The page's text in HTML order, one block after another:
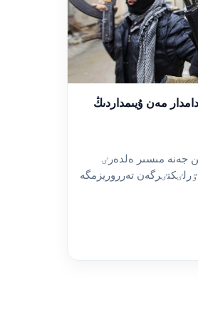
مەن ۇيىمداردىڭ
جەنە مىسىر ەلدەرٸ
تەرروريزمگە